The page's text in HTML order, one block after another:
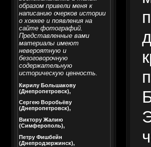
образом привели меня к
написанию очерков истории
о хоккее и появления на
сайте фотографий.
Представленные вами
материалы имеют
невероятную и
безоговорочную
содержательную
историческую ценность.
Кирилу Большакову
(Днепропетровск),
Сергею Воробьёву
(Днепропетровск),
Виктору Жалию
(Симферополь),
Петру Фишбейн
(Днепродзержинск),